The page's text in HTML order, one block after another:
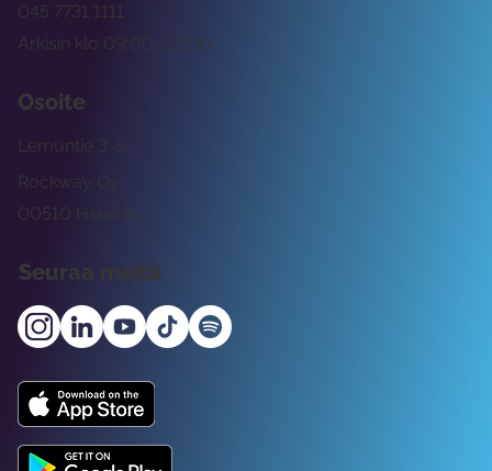
Arkisin klo 09:00 -15:00
045 7731 1111
Osoite
Rockway Oy
Lemuntie 3-5
00510 Helsinki
Seuraa meitä